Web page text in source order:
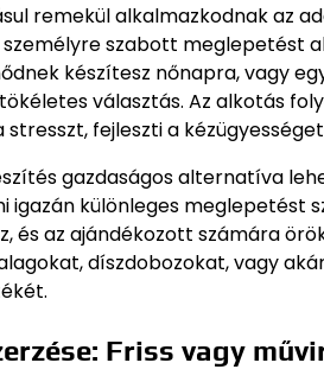
remekül alkalmazkodnak az
szabott meglepetést
készítesz nőnapra, vagy
választás. Az alkotás
fejleszti a
gazdaságos alternatíva
igazán különleges meglepetést
és az ajándékozott számára
díszdobozokat, vagy
Friss vagy